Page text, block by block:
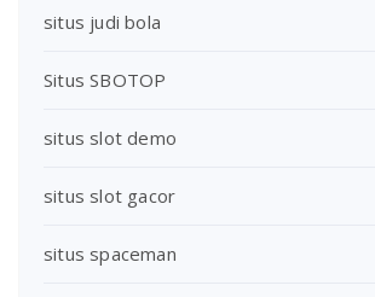
situs judi bola
Situs SBOTOP
situs slot demo
situs slot gacor
situs spaceman